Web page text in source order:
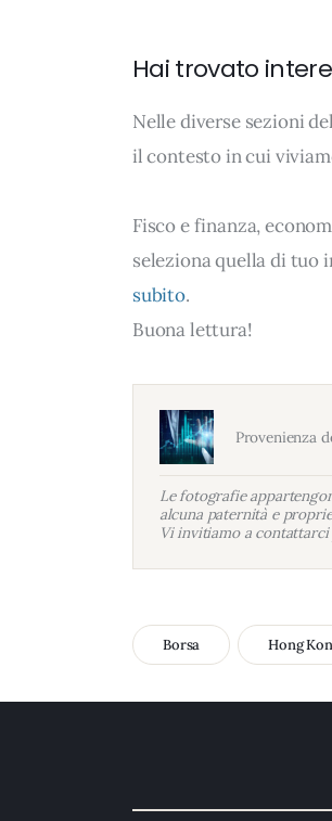
Hai trovato
Nelle diverse sezioni
il contesto in cui
Fisco e finanza,
seleziona quella di tuo
subito.
Buona lettura!
Provenienza
Le fotografie
alcuna paternità e
Vi invitiamo a
Borsa Hong